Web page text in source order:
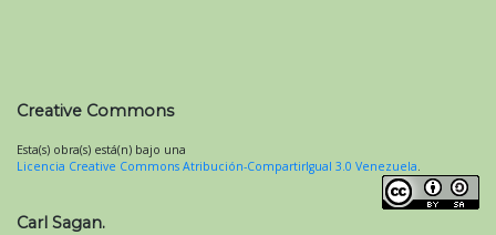
Creative Commons
Esta(s) obra(s) está(n) bajo una
Licencia Creative Commons Atribución-CompartirIgual 3.0 Venezuela.
Carl Sagan.